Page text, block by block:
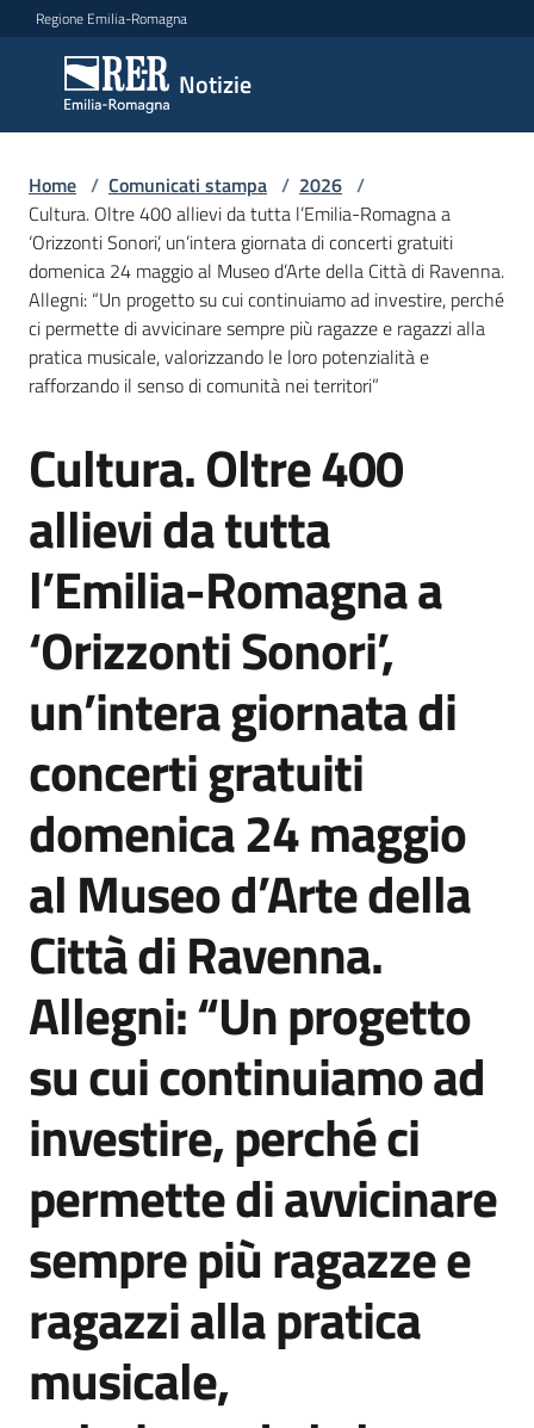
Vai al contenuto
Vai alla navigazione
Vai al footer
Regione Emilia-Romagna
Notizie
Notizie
Comunicati
stampa
Menu selezionato
Cerca
un
comunicato
Risorse
Agenzia
di
informazione
e
comunicazione
Seguici
su
Home / Comunicati stampa / 2026 /
Cultura. Oltre 400 allievi da tutta l’Emilia-Romagna a
‘Orizzonti Sonori’, un’intera giornata di concerti gratuiti
domenica 24 maggio al Museo d’Arte della Città di Ravenna.
Allegni: “Un progetto su cui continuiamo ad investire, perché
ci permette di avvicinare sempre più ragazze e ragazzi alla
pratica musicale, valorizzando le loro potenzialità e
rafforzando il senso di comunità nei territori”
Salta al contenuto
Cultura. Oltre 400
allievi da tutta
l’Emilia-Romagna a
‘Orizzonti Sonori’,
un’intera giornata di
concerti gratuiti
domenica 24 maggio
al Museo d’Arte della
Città di Ravenna.
Allegni: “Un progetto
su cui continuiamo ad
investire, perché ci
permette di avvicinare
sempre più ragazze e
ragazzi alla pratica
musicale,